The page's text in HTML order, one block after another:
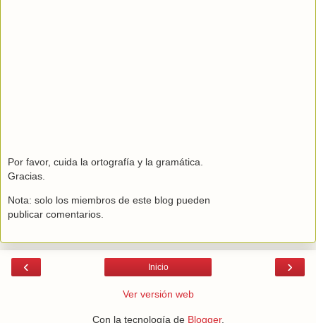
Por favor, cuida la ortografía y la gramática.
Gracias.
Nota: solo los miembros de este blog pueden
publicar comentarios.
‹ ›
Inicio
Ver versión web
Con la tecnología de Blogger.